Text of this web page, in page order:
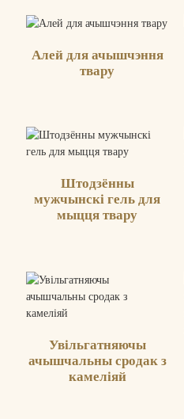
Алей для ачышчэння
твару
Штодзённы
мужчынскі гель для
мыцця твару
Увільгатняючы
ачышчальны сродак з
камеліяй